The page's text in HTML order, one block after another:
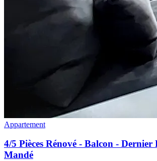
Appartement
4/5 Pièces Rénové - Balcon - Dernier
Mandé